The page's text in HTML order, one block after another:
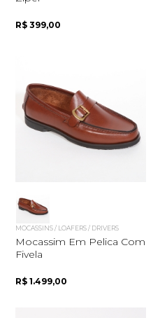
R$ 399,00
MOCASSINS / LOAFERS / DRIVERS
Mocassim Em Pelica Com
Fivela
R$ 1.499,00